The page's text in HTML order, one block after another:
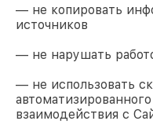
— не копировать
источников
— не нарушать
— не использовать
взаимодействия с